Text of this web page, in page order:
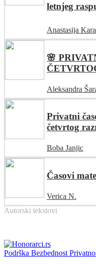
letnjeg
Anastasija
🌸
Aleksandra
Privatni
četvrtog
Boba Janjic
Časovi
Verica N.
Autorski tekstovi
Podrška Bezbednost